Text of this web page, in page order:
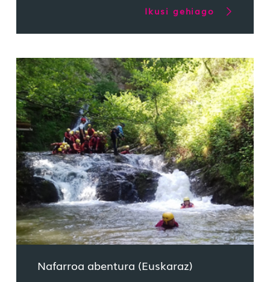
Ikusi gehiago
Nafarroa abentura (Euskaraz)